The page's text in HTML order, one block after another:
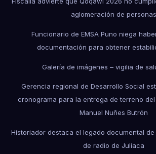
aglomeración de personas
Funcionario de EMSA Puno niega
documentación para obtener
Galería de imágenes – vigilia de
Gerencia regional de Desarrollo Social
cronograma para la entrega de terreno
Manuel Nuñes Butrón
Historiador destaca el legado documental
de radio de Juliaca